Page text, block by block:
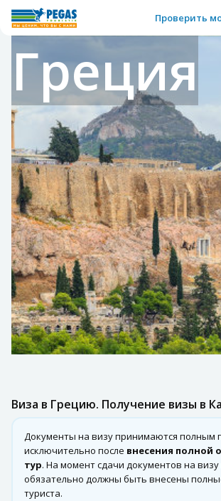
Проверить
Греция
Виза в Грецию. Получение визы в
Документы на визу принимаются полным
исключительно после внесения полной
тур. На момент сдачи документов на визу
обязательно должны быть внесены
туриста.